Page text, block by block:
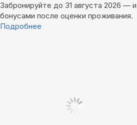
Забронируйте до 31 августа 2026 —
бонусами после оценки проживания.
Подробнее